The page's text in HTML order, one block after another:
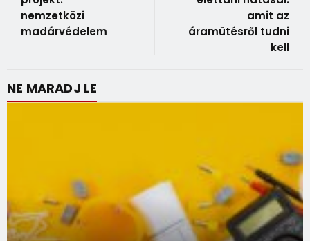
nemzetközi
madárvédelem
amit az
áramütésről tudni
kell
NE MARADJ LE